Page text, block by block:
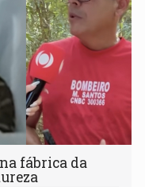
fábrica da